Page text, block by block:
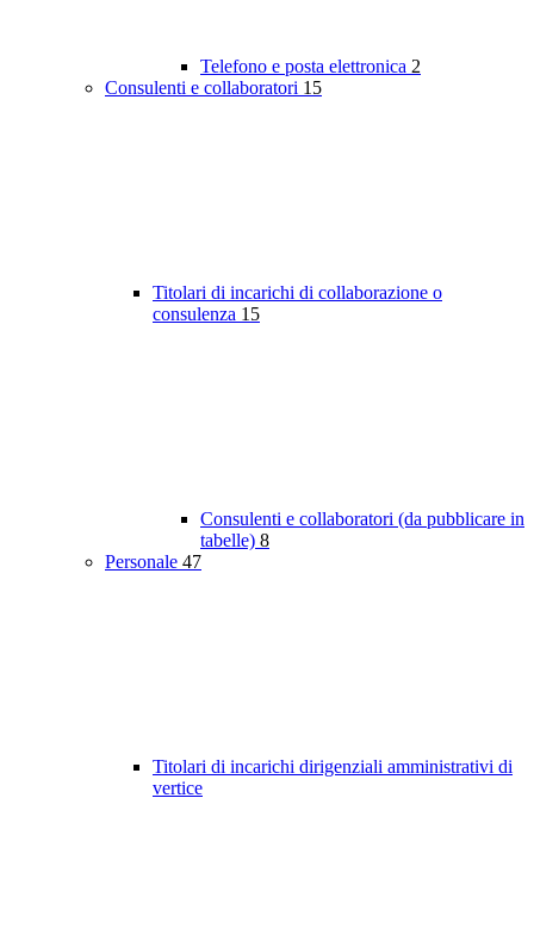
Telefono e posta elettronica 2
Consulenti e collaboratori 15
Titolari di incarichi di collaborazione o
consulenza 15
Consulenti e collaboratori (da pubblicare in
tabelle) 8
Personale 47
Titolari di incarichi dirigenziali amministrativi di
vertice